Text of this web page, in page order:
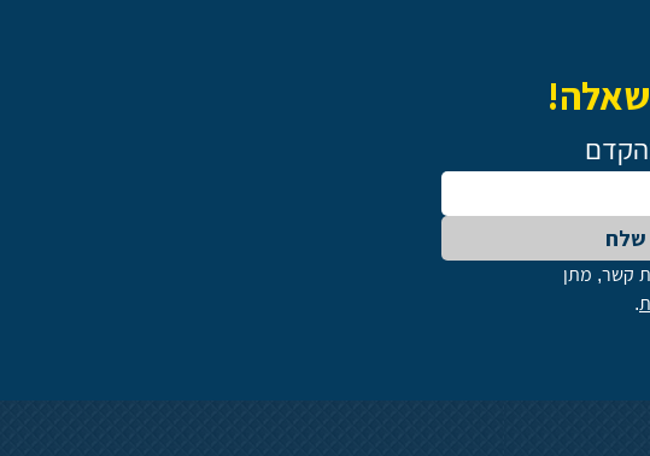
שאלה!
שלח
קשר, מתן
.